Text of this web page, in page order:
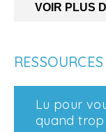
VOIR PLUS
RESSOURCES
Lu pour
quand